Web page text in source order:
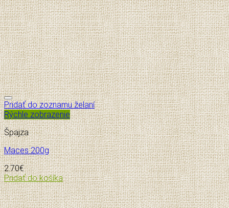
Pridať do zoznamu želaní
Rýchle zobrazenie
Špajza
Maces 200g
2.70€
Pridať do košíka